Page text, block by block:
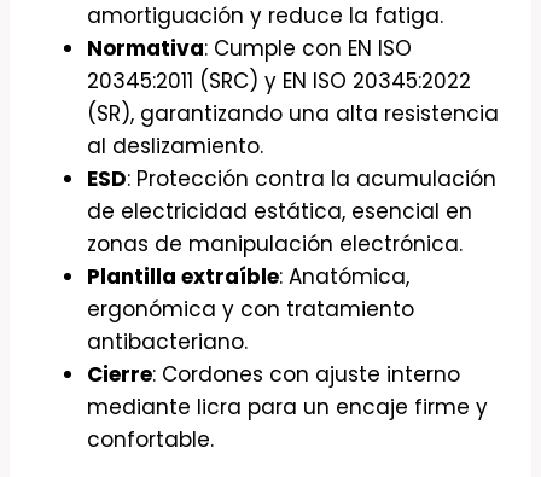
amortiguación y reduce la fatiga.
Normativa: Cumple con EN ISO
20345:2011 (SRC) y EN ISO 20345:2022
(SR), garantizando una alta resistencia
al deslizamiento.
ESD: Protección contra la acumulación
de electricidad estática, esencial en
zonas de manipulación electrónica.
Plantilla extraíble: Anatómica,
ergonómica y con tratamiento
antibacteriano.
Cierre: Cordones con ajuste interno
mediante licra para un encaje firme y
confortable.